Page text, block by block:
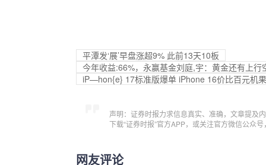
平潭发‘展’早盘涨超9% 此前13天10板
今年收益:66%，永赢基金刘庭,宇：黄金还有上
iP—hon{e} 17标准版爆单 iPhone 16价比百元机
声明：证券时报力求信息真实、准确，文章提及
下载“证券时报”官方APP，或关注官方微信公众
网友评论